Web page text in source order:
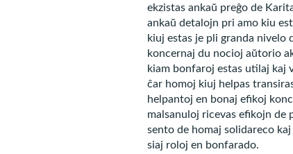
Ho
al ni
ekzistas ankaŭ preĝo de
ankaŭ detalojn pri amo kiu
kiuj estas je pli granda nivelo
koncernaj du nocioj aŭtorio
kiam bonfaroj estas utilaj kaj
ĉar homoj kiuj helpas
helpantoj en bonaj efikoj
malsanuloj ricevas efikojn de
sento de homaj solidareco
siaj roloj en bonfarado.